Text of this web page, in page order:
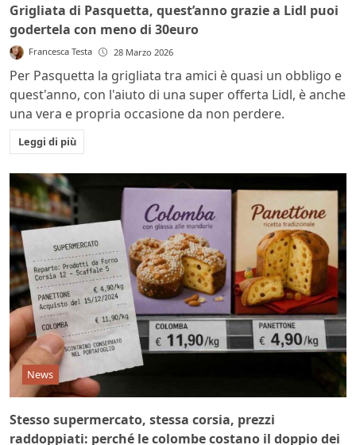
Grigliata di Pasquetta, quest’anno grazie a Lidl puoi
godertela con meno di 30euro
Francesca Testa 28 Marzo 2026
Per Pasquetta la grigliata tra amici è quasi un obbligo e
quest'anno, con l'aiuto di una super offerta Lidl, è anche
una vera e propria occasione da non perdere.
Leggi di più
News
Stesso supermercato, stessa corsia, prezzi
raddoppiati: perché le colombe costano il doppio dei